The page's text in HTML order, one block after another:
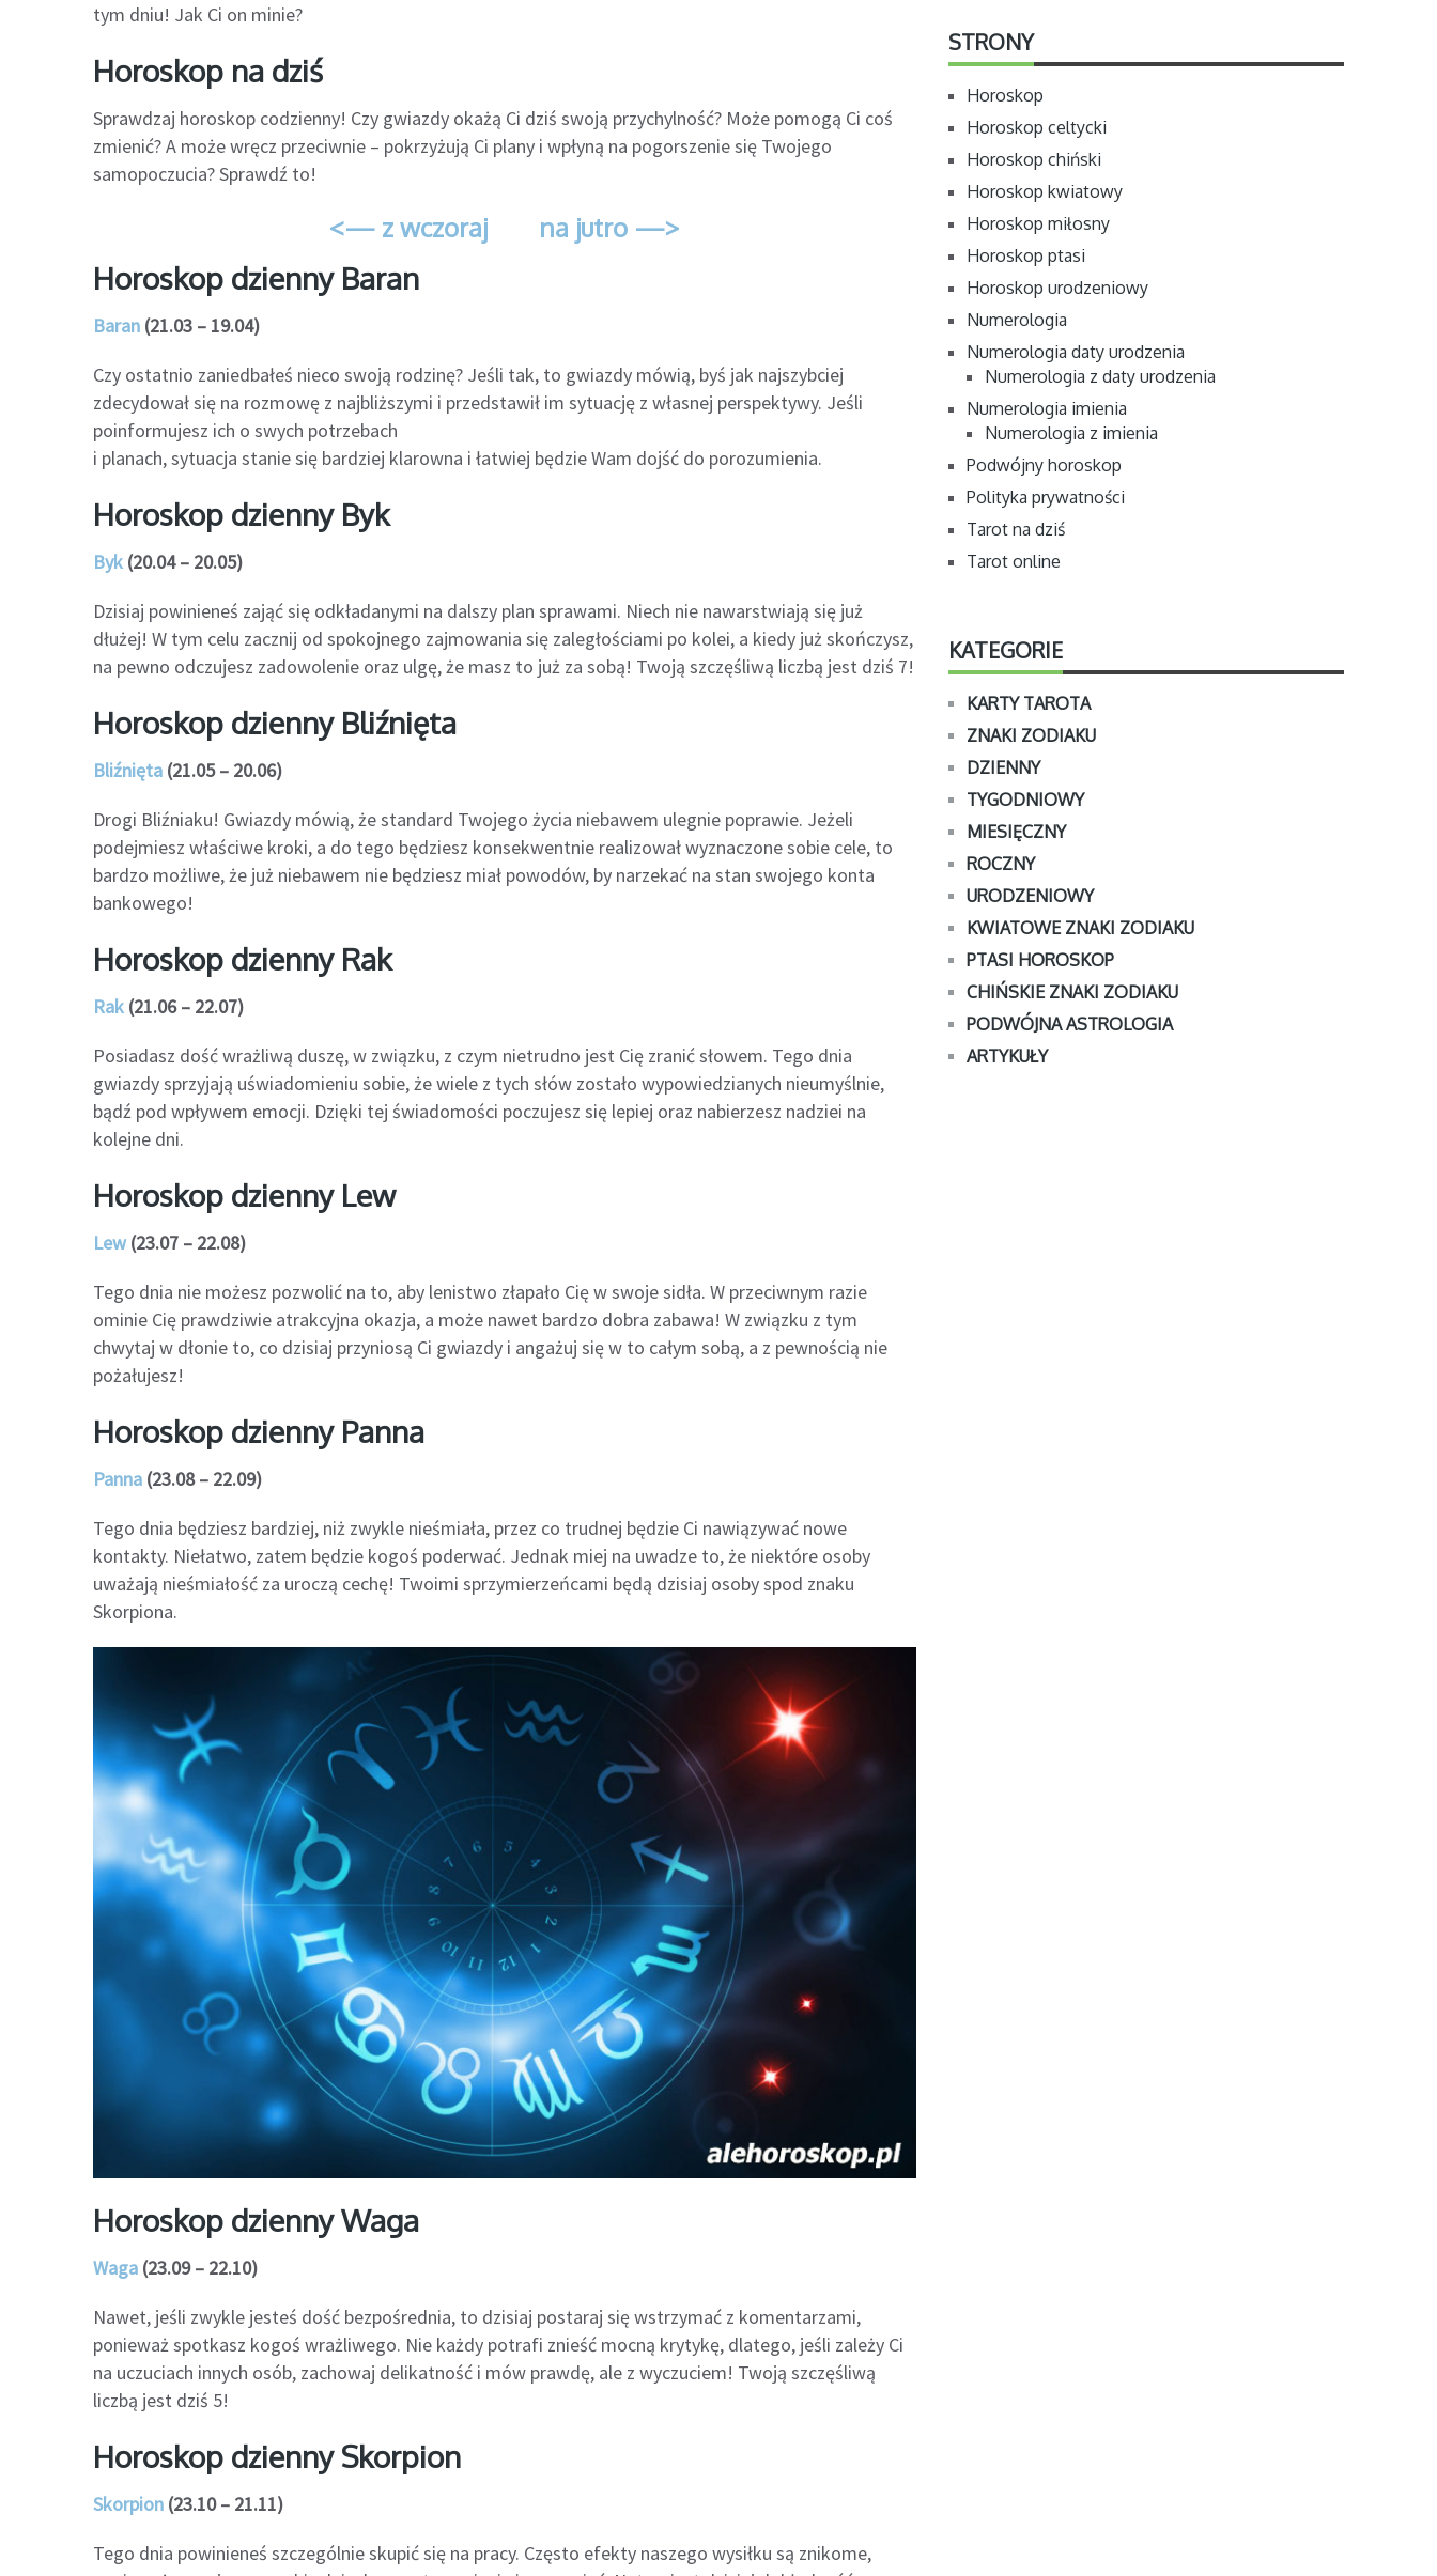
tym dniu! Jak Ci on minie?
Horoskop na dziś
Sprawdzaj horoskop codzienny! Czy gwiazdy okażą Ci dziś swoją przychylność? Może pomogą Ci coś
zmienić? A może wręcz przeciwnie – pokrzyżują Ci plany i wpłyną na pogorszenie się Twojego
samopoczucia? Sprawdź to!
<— z wczoraj na jutro —>
Horoskop dzienny Baran
Baran (21.03 – 19.04)
Czy ostatnio zaniedbałeś nieco swoją rodzinę? Jeśli tak, to gwiazdy mówią, byś jak najszybciej
zdecydował się na rozmowę z najbliższymi i przedstawił im sytuację z własnej perspektywy. Jeśli
poinformujesz ich o swych potrzebach
i planach, sytuacja stanie się bardziej klarowna i łatwiej będzie Wam dojść do porozumienia.
Horoskop dzienny Byk
Byk (20.04 – 20.05)
Dzisiaj powinieneś zająć się odkładanymi na dalszy plan sprawami. Niech nie nawarstwiają się już
dłużej! W tym celu zacznij od spokojnego zajmowania się zaległościami po kolei, a kiedy już skończysz,
na pewno odczujesz zadowolenie oraz ulgę, że masz to już za sobą! Twoją szczęśliwą liczbą jest dziś 7!
Horoskop dzienny Bliźnięta
Bliźnięta (21.05 – 20.06)
Drogi Bliźniaku! Gwiazdy mówią, że standard Twojego życia niebawem ulegnie poprawie. Jeżeli
podejmiesz właściwe kroki, a do tego będziesz konsekwentnie realizował wyznaczone sobie cele, to
bardzo możliwe, że już niebawem nie będziesz miał powodów, by narzekać na stan swojego konta
bankowego!
Horoskop dzienny Rak
Rak (21.06 – 22.07)
Posiadasz dość wrażliwą duszę, w związku, z czym nietrudno jest Cię zranić słowem. Tego dnia
gwiazdy sprzyjają uświadomieniu sobie, że wiele z tych słów zostało wypowiedzianych nieumyślnie,
bądź pod wpływem emocji. Dzięki tej świadomości poczujesz się lepiej oraz nabierzesz nadziei na
kolejne dni.
Horoskop dzienny Lew
Lew (23.07 – 22.08)
Tego dnia nie możesz pozwolić na to, aby lenistwo złapało Cię w swoje sidła. W przeciwnym razie
ominie Cię prawdziwie atrakcyjna okazja, a może nawet bardzo dobra zabawa! W związku z tym
chwytaj w dłonie to, co dzisiaj przyniosą Ci gwiazdy i angażuj się w to całym sobą, a z pewnością nie
pożałujesz!
Horoskop dzienny Panna
Panna (23.08 – 22.09)
Tego dnia będziesz bardziej, niż zwykle nieśmiała, przez co trudnej będzie Ci nawiązywać nowe
kontakty. Niełatwo, zatem będzie kogoś poderwać. Jednak miej na uwadze to, że niektóre osoby
uważają nieśmiałość za uroczą cechę! Twoimi sprzymierzeńcami będą dzisiaj osoby spod znaku
Skorpiona.
Horoskop dzienny Waga
Waga (23.09 – 22.10)
Nawet, jeśli zwykle jesteś dość bezpośrednia, to dzisiaj postaraj się wstrzymać z komentarzami,
ponieważ spotkasz kogoś wrażliwego. Nie każdy potrafi znieść mocną krytykę, dlatego, jeśli zależy Ci
na uczuciach innych osób, zachowaj delikatność i mów prawdę, ale z wyczuciem! Twoją szczęśliwą
liczbą jest dziś 5!
Horoskop dzienny Skorpion
Skorpion (23.10 – 21.11)
Tego dnia powinieneś szczególnie skupić się na pracy. Często efekty naszego wysiłku są znikome,
STRONY
Horoskop
Horoskop celtycki
Horoskop chiński
Horoskop kwiatowy
Horoskop miłosny
Horoskop ptasi
Horoskop urodzeniowy
Numerologia
Numerologia daty urodzenia
Numerologia z daty urodzenia
Numerologia imienia
Numerologia z imienia
Podwójny horoskop
Polityka prywatności
Tarot na dziś
Tarot online
KATEGORIE
KARTY TAROTA
ZNAKI ZODIAKU
DZIENNY
TYGODNIOWY
MIESIĘCZNY
ROCZNY
URODZENIOWY
KWIATOWE ZNAKI ZODIAKU
PTASI HOROSKOP
CHIŃSKIE ZNAKI ZODIAKU
PODWÓJNA ASTROLOGIA
ARTYKUŁY